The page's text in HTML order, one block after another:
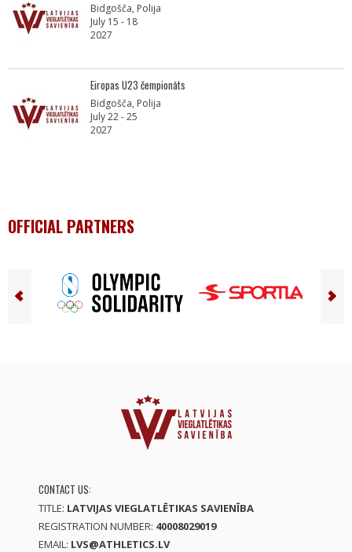
Bidgošča, Polija
July 15 - 18
2027
Eiropas U23 čempionāts
Bidgošča, Polija
July 22 - 25
2027
OFFICIAL PARTNERS
CONTACT US:
TITLE: LATVIJAS VIEGLATLĒTIKAS SAVIENĪBA
REGISTRATION NUMBER: 40008029019
EMAIL: LVS@ATHLETICS.LV